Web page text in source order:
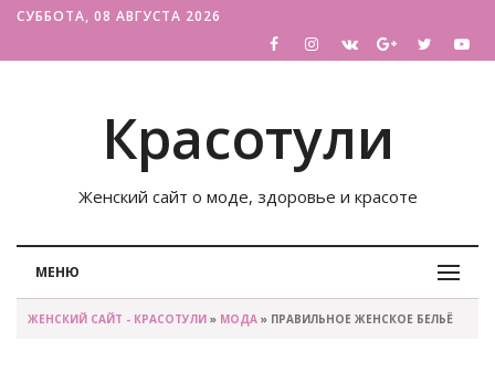
СУББОТА, 08 АВГУСТА 2026
Красотули
Женский сайт о моде, здоровье и красоте
МЕНЮ
ЖЕНСКИЙ САЙТ - КРАСОТУЛИ » МОДА » ПРАВИЛЬНОЕ ЖЕНСКОЕ БЕЛЬЁ